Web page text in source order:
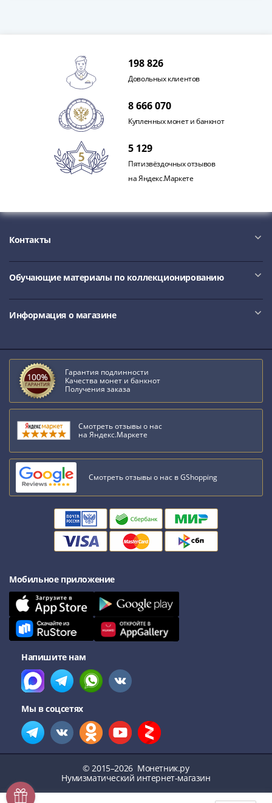
198 826
Довольных клиентов
8 666 070
Купленных монет и банкнот
5 129
Пятизвёздочных отзывов
на Яндекс.Маркете
Контакты
Обучающие материалы по коллекционированию
Информация о магазине
Гарантия подлинности
Качества монет и банкнот
Получения заказа
Смотреть отзывы о нас
на Яндекс.Маркете
Смотреть отзывы о нас в GShopping
Мобильное приложение
Напишите нам
Мы в соцсетях
© 2015–2026 Монетник.ру
Нумизматический интернет-магазин